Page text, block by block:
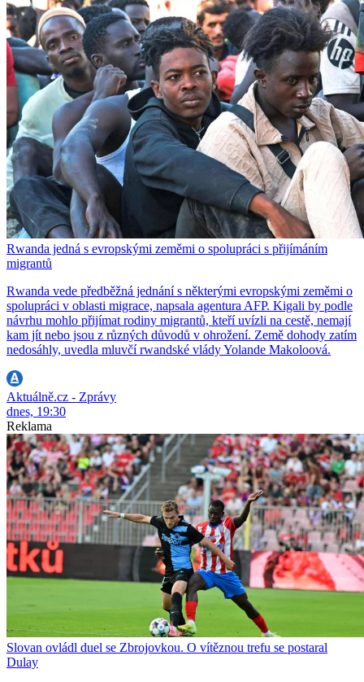
Rwanda jedná s evropskými zeměmi o spolupráci s přijímáním
migrantů
Rwanda vede předběžná jednání s některými evropskými zeměmi o
spolupráci v oblasti migrace, napsala agentura AFP. Kigali by podle
návrhu mohlo přijímat rodiny migrantů, kteří uvízli na cestě, nemají
kam jít nebo jsou z různých důvodů v ohrožení. Země dohody zatím
nedosáhly, uvedla mluvčí rwandské vlády Yolande Makoloová.
Aktuálně.cz - Zprávy
dnes, 19:30
Reklama
Slovan ovládl duel se Zbrojovkou. O vítěznou trefu se postaral
Dulay